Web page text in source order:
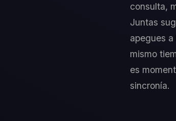
consulta,
Juntas
apegues
mismo
es
sincronía.